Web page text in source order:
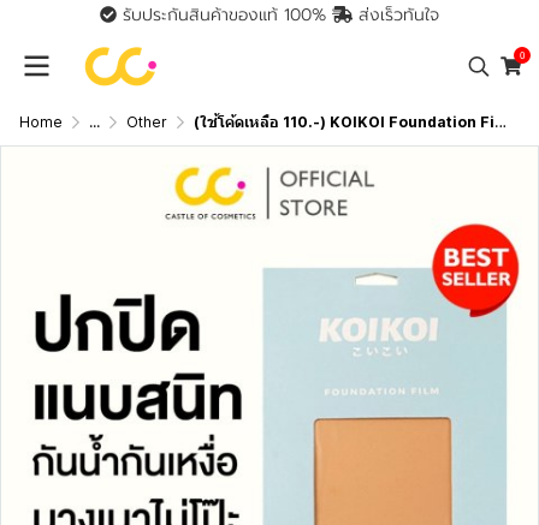
รับประกันสินค้าของแท้ 100% ส่งเร็วทันใจ
0
Home ... Other (ใช้โค้ดเหลือ 110.-) KOIKOI Foundation Film - Tattoo แผ่นฟิล์มสำหรับปกปิดรอยสัก ปิดสีรอยสักมิดสนิทแบบไม่ต้องโบก